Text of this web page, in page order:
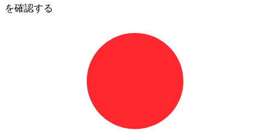
を確認する